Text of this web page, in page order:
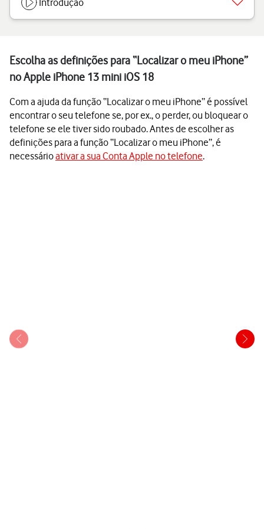
Introdução
Escolha as definições para “Localizar o meu iPhone”
no Apple iPhone 13 mini iOS 18
Com a ajuda da função “Localizar o meu iPhone” é possível
encontrar o seu telefone se, por ex., o perder, ou bloquear o
telefone se ele tiver sido roubado. Antes de escolher as
definições para a função “Localizar o meu iPhone”, é
necessárioativar a sua Conta Apple no telefone.